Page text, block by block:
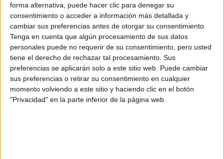
forma alternativa, puede hacer clic para denegar su
consentimiento o acceder a información más detallada y
cambiar sus preferencias antes de otorgar su consentimiento.
Tenga en cuenta que algún procesamiento de sus datos
personales puede no requerir de su consentimiento, pero usted
tiene el derecho de rechazar tal procesamiento. Sus
preferencias se aplicarán solo a este sitio web. Puede cambiar
sus preferencias o retirar su consentimiento en cualquier
momento volviendo a este sitio y haciendo clic en el botón
"Privacidad" en la parte inferior de la página web.
Máster Universitario en Lingüística Inglesa: Nuevas Aplicaciones y
Máster Universitario en Lingüística y Tecnologías
Máster Universitario en Literatura Española
Máster Universitario en Literatura Hispanoamericana
Máster Universitario en Teatro y Artes Escénicas
Máster Universitario en Traducción Audiovisual y Localización
Máster Universitario en Traducción Literaria